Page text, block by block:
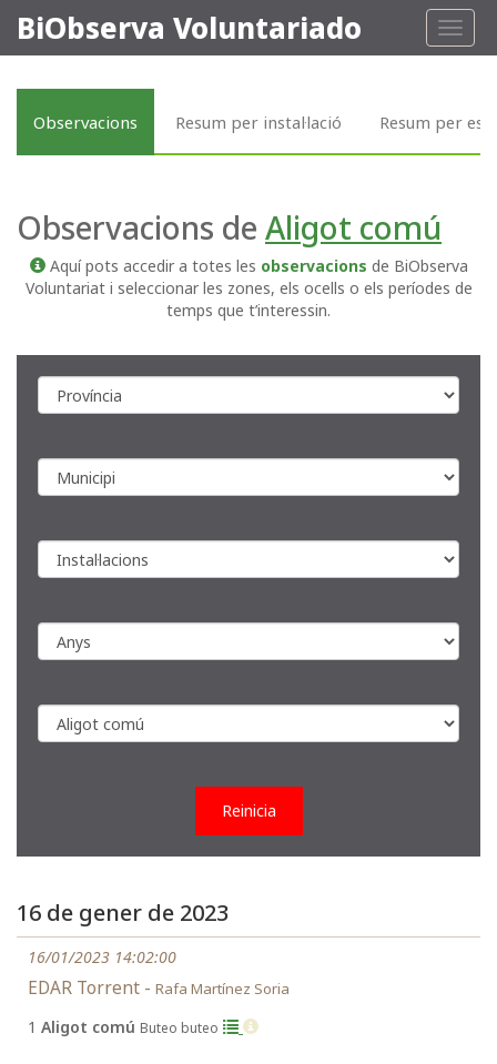
Toggle
BiObserva Voluntariado
Observacions Resum per instal·lació Resum per
Observacions de Aligot comú
Aquí pots accedir a totes les observacions de BiObserva
Voluntariat i seleccionar les zones, els ocells o els períodes de
temps que t’interessin.
Reinicia
16 de gener de 2023
16/01/2023 14:02:00
EDAR Torrent - Rafa Martínez Soria
1 Aligot comú Buteo buteo